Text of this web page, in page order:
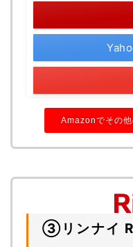
Amazonでその
③リンナイ